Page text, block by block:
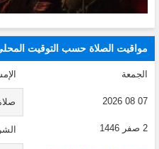
مواقيت الصلاة حسب التوقيت
الجمعة
07 08 2026
2 صفر 1446